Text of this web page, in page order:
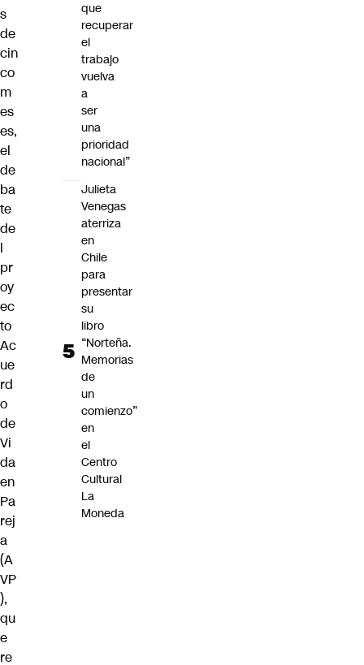
s
de
cin
co
m
es
es,
el
de
ba
te
de
l
pr
oy
ec
to
Ac
ue
rd
o
de
Vi
da
en
Pa
rej
a
(A
VP
),
qu
e
re
que
recuperar
el
trabajo
vuelva
a
ser
una
prioridad
nacional”
Julieta
Venegas
aterriza
en
Chile
para
presentar
su
libro
“Norteña.
Memorias
de
un
comienzo”
en
el
Centro
Cultural
La
Moneda